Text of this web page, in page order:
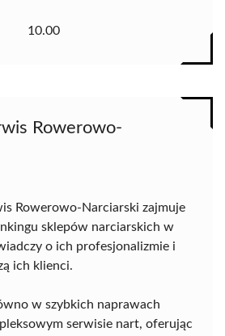
10.00
Rowerowo-
Rowerowo-Narciarski zajmuje
sklepów narciarskich w
o ich profesjonalizmie i
ich klienci.
w szybkich naprawach
serwisie nart, oferując